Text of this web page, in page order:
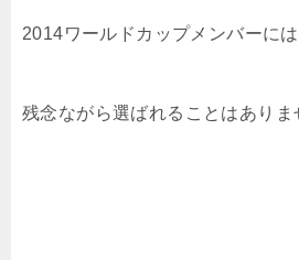
2014ワールドカップメンバーには
残念ながら選ばれることはありま